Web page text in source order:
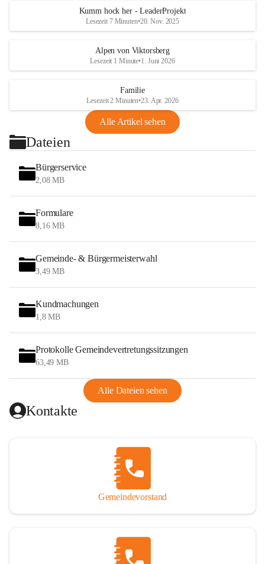
Kumm hock her - LeaderProjekt
Lesezeit 7 Minuten•20. Nov. 2025
Alpen von Viktorsberg
Lesezeit 1 Minute•1. Juni 2026
Familie
Lesezeit 2 Minuten•23. Apr. 2026
Alle Artikel sehen
Dateien
Bürgerservice
2,08 MB
Formulare
8,16 MB
Gemeinde- & Bürgermeisterwahl
3,49 MB
Kundmachungen
1,8 MB
Protokolle Gemeindevertretungssitzungen
63,49 MB
Alle Dateien sehen
Kontakte
Gemeindevorstand